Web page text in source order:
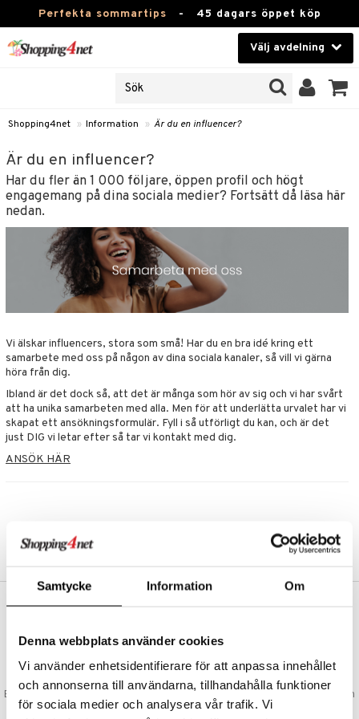
Samtycke Information Om
Denna webbplats använder cookies
Vi använder enhetsidentifierare för att anpassa innehållet
och annonserna till användarna, tillhandahålla funktioner
för sociala medier och analysera vår trafik. Vi
Perfekta sommartips - 45 dagars öppet köp
Välj avdelning
Kontaktlinser
Hälsokost
Apotek
Fitness
Hem & Inredning
Leksaker, Barn & Baby
Varumärken
Kampanjer
Shopping4net » Information » Är du en influencer?
Är du en influencer?
Har du fler än 1 000 följare, öppen profil och högt
engagemang på dina sociala medier? Fortsätt då läsa här
nedan.
Vi älskar influencers, stora som små! Har du en bra ide´ kring ett
samarbete med oss på någon av dina sociala kanaler, så vill vi gärna
höra från dig.
Ibland är det dock så, att det är många som hör av sig och vi har svårt
att ha unika samarbeten med alla. Men för att underlätta urvalet har vi
skapat ett ansökningsformulär. Fyll i så utförligt du kan, och är det
just DIG vi letar efter så tar vi kontakt med dig.
ANSÖK HÄR
Shopping4net
Vi erbjuder fri frakt från 350 kr. Vår gräns för fraktfri leverans bestäms
utifån vilken avdelning du handlar från. Läs mer här »
SNABBA LEVERANSER
Beställningar lagda före 14:00 (gäller varor i lager) skickas normalt ut från
oss samma dag.